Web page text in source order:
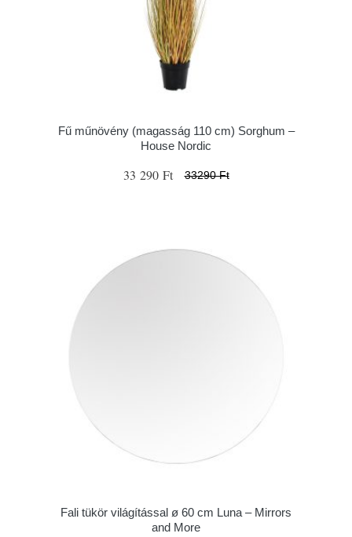
Fű műnövény (magasság 110 cm) Sorghum –
House Nordic
33 290 Ft 33290 Ft
Fali tükör világítással ø 60 cm Luna – Mirrors
and More